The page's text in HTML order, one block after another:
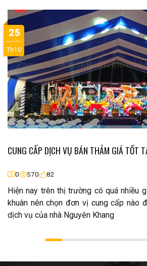
CUNG CẤP DỊCH VỤ BÁN THẢM GIÁ TỐT
0 570 82
Hiện nay trên thị trường có quá nhiều
khuân nên chọn đơn vị cung cấp nào
dịch vụ của nhà Nguyên Khang
25
Th10